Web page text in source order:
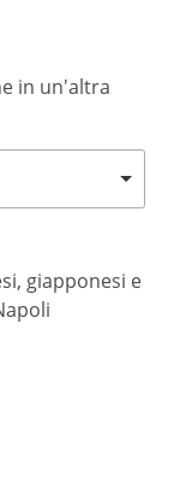
in un'altra
giapponesi e